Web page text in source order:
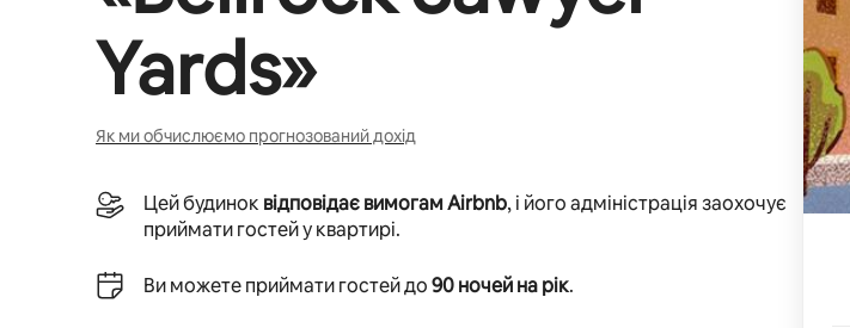
Yards»
Як ми обчислюємо прогнозований дохід
Цей будинок відповідає вимогам Airbnb, і його адміністрація заохочує
приймати гостей у квартирі.
Ви можете приймати гостей до90 ночей на рік.